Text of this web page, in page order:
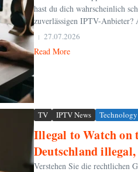
hast du dich wahrscheinlich
zuverlässigen IPTV-Anbieter?
27.07.2026
Read More
TV IPTV News Technology
Illegal to Watch on
Deutschland
Verstehen Sie die rechtlichen